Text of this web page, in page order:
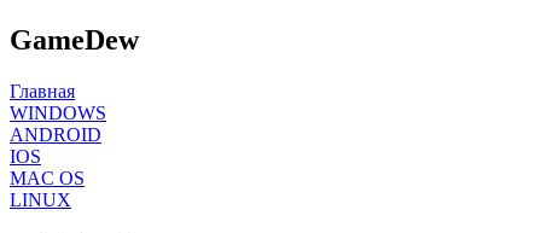
GameDew
Главная
WINDOWS
ANDROID
IOS
MAC OS
LINUX